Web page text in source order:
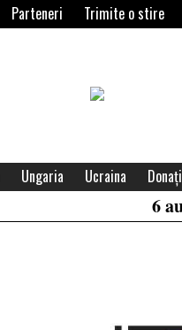
Parteneri Trimite o stire
Header
Area
Ungaria Ucraina
6